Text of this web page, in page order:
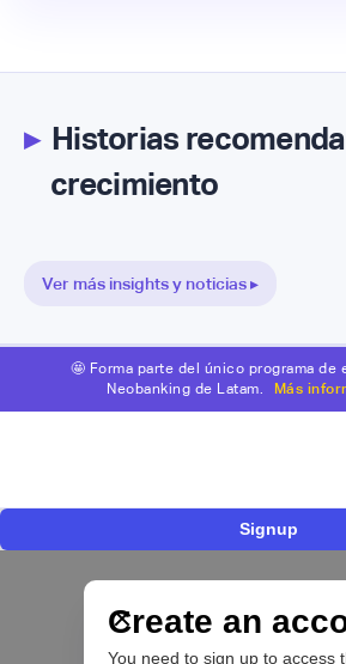
▸Historias
crecimiento
Ver más insights y noticias ▸
🤩 Forma parte del único programa de
Neobanking de Latam.
Más
Signup
Create an
You need to sign up to access
fraude, identidad e IA que
del sector financiero